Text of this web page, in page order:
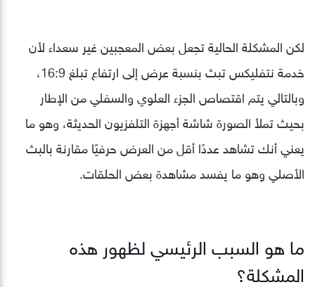
لكن المشكلة الحالية تجعل بعض المعجبين غير سعداء لأن
خدمة نتفليكس تبث بنسبة عرض إلى ارتفاع تبلغ 16:9،
وبالتالي يتم اقتصاص الجزء العلوي والسفلي من الإطار
بحيث تملأ الصورة شاشة أجهزة التلفزيون الحديثة، وهو ما
يعني أنك تشاهد عددًا أقل من العرض حرفيًا مقارنة بالبث
الأصلي وهو ما يفسد مشاهدة بعض الحلقات.
ما هو السبب الرئيسي لظهور هذه
المشكلة؟